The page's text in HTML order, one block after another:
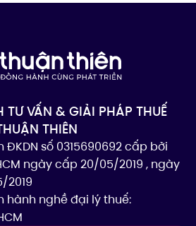
TƯ VẤN & GIẢI PHÁP THUẾ
THIÊN
số 0315690692 cấp bởi
ngày cấp 20/05/2019 , ngày
2019
hành nghề đại lý thuế: